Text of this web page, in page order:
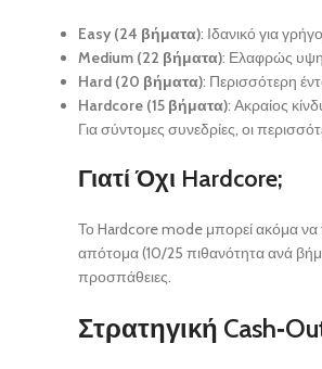
Easy (24 βήματα): Ιδανικό για
Medium (22 βήματα): Ελαφρώς
Hard (20 βήματα): Περισσότερη
Hardcore (15 βήματα): Ακραίος
Για σύντομες συνεδρίες, οι
Γιατί Όχι Hardcore;
Το Hardcore mode μπορεί ακόμα να
απότομα (10/25 πιθανότητα ανά
προσπάθειες.
Στρατηγική